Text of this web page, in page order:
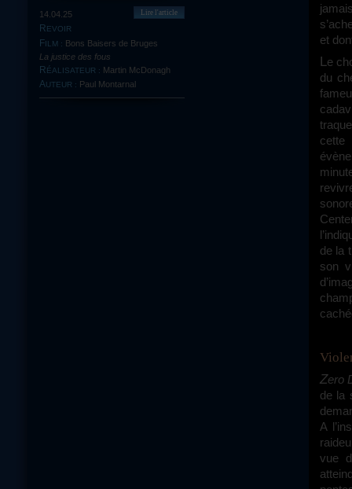
14.04.25
REVOIR
FILM : Bons Baisers de Bruges
La justice des fous
RÉALISATEUR : Martin McDonagh
AUTEUR : Paul Montarnal
Lire l'article
et
Le choix délibéré de ne pas filmer ce visage connu de tous (nous ne verrons
du
cette
de la
son
Zero
de la
A
vue